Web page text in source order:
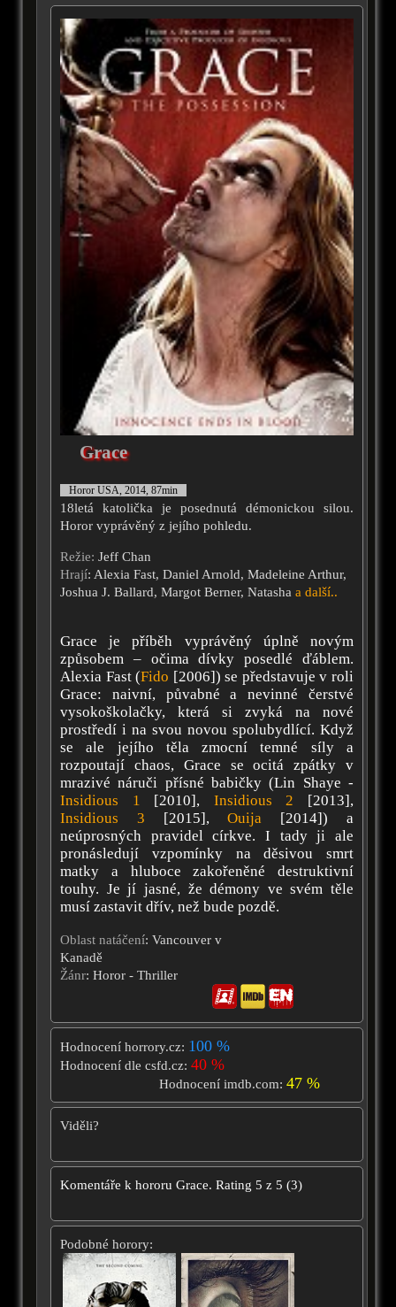
Grace
Horor USA, 2014, 87min
18letá katolička je posednutá démonickou silou.
Horor vyprávěný z jejího pohledu.
Režie: Jeff Chan
Hrají: Alexia Fast, Daniel Arnold, Madeleine Arthur,
Joshua J. Ballard, Margot Berner, Natasha a další..
Grace je příběh vyprávěný úplně novým
způsobem – očima dívky posedlé ďáblem.
Alexia Fast (Fido [2006]) se představuje v roli
Grace: naivní, půvabné a nevinné čerstvé
vysokoškolačky, která si zvyká na nové
prostředí i na svou novou spolubydlící. Když
se ale jejího těla zmocní temné síly a
rozpoutají chaos, Grace se ocitá zpátky v
mrazivé náruči přísné babičky (Lin Shaye -
Insidious 1 [2010], Insidious 2 [2013],
Insidious 3 [2015],Ouija [2014]) a
neúprosných pravidel církve. I tady ji ale
pronásledují vzpomínky na děsivou smrt
matky a hluboce zakořeněné destruktivní
touhy. Je jí jasné, že démony ve svém těle
musí zastavit dřív, než bude pozdě.
Oblast natáčení: Vancouver v
Kanadě
Žánr: Horor - Thriller
Hodnocení horrory.cz: 100 %
Hodnocení dle csfd.cz: 40 %
Hodnocení imdb.com:47 %
Viděli?
Komentáře k hororu Grace. Rating 5 z 5 (3)
Podobné horory: